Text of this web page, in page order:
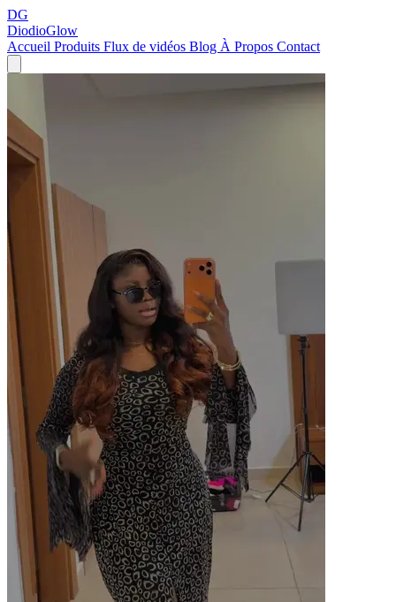
DG
DiodioGlow
Accueil Produits Flux de vidéos Blog À Propos Contact